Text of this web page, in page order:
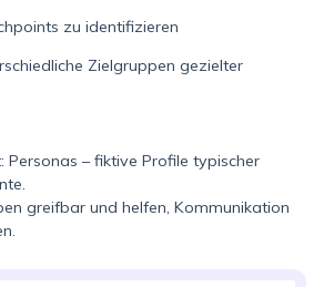
zu identifizieren
Zielgruppen gezielter
Personas – fiktive Profile typischer
greifbar und helfen, Kommunikation